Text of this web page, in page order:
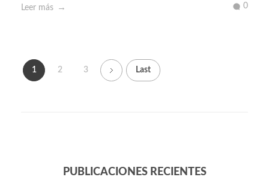
Leer más 0
1 2 3 Last
PUBLICACIONES RECIENTES